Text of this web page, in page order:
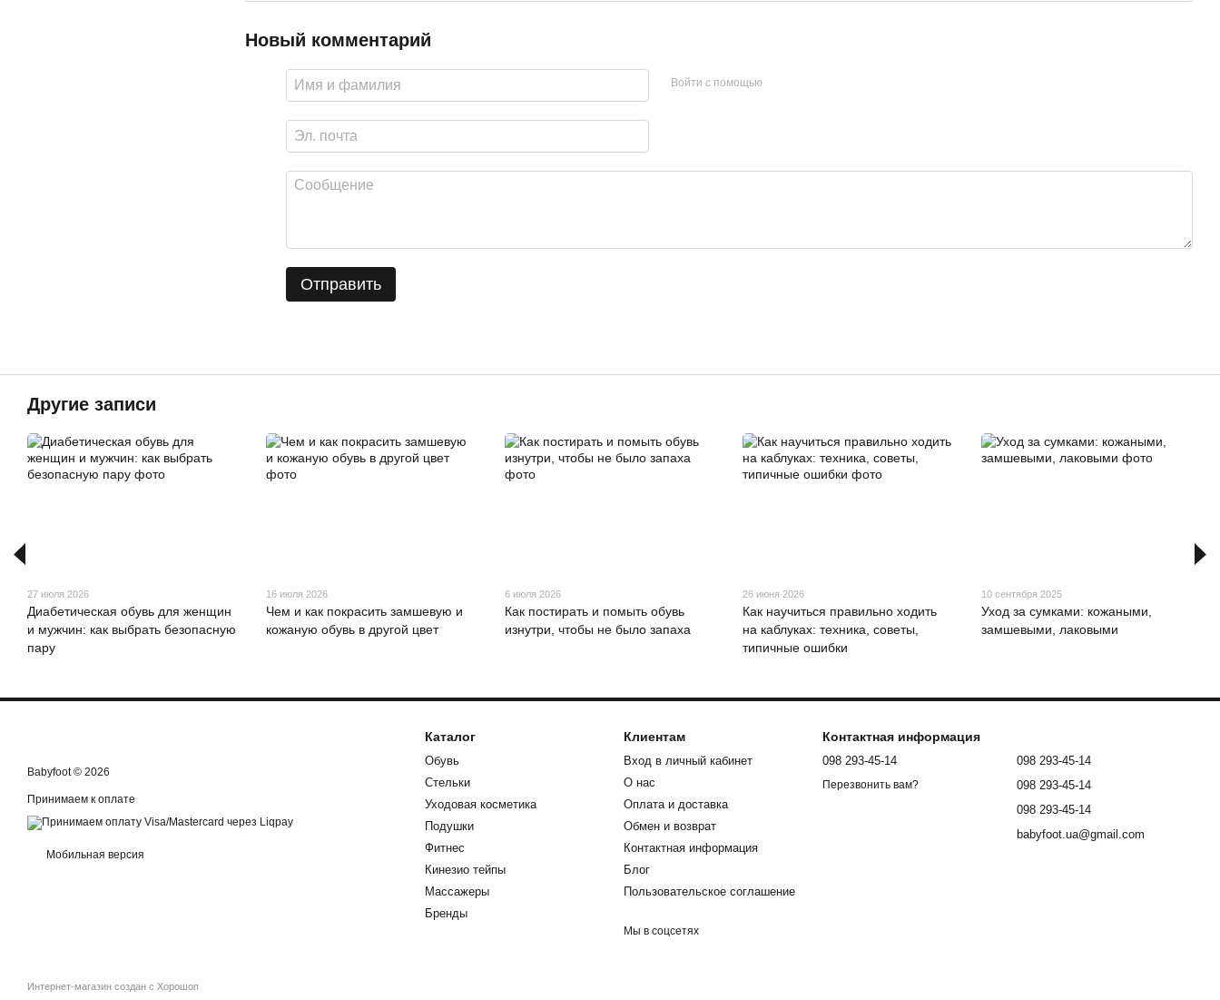
Новый комментарий
Войти с помощью
Отправить
Другие записи
27 июля 2026
Диабетическая обувь для женщин
и мужчин: как выбрать безопасную
пару
16 июля 2026
Чем и как покрасить замшевую и
кожаную обувь в другой цвет
6 июля 2026
Как постирать и помыть обувь
изнутри, чтобы не было запаха
26 июня 2026
Как научиться правильно ходить
на каблуках: техника, советы,
типичные ошибки
10 сентября 2025
Уход за сумками: кожаными,
замшевыми, лаковыми
Babyfoot © 2026
Принимаем к оплате
Мобильная версия
Интернет-магазин создан с Хорошоп
Каталог
Обувь
Стельки
Уходовая косметика
Подушки
Фитнес
Кинезио тейпы
Массажеры
Бренды
Клиентам
Вход в личный кабинет
О нас
Оплата и доставка
Обмен и возврат
Контактная информация
Блог
Пользовательское соглашение
Мы в соцсетях
Контактная информация
098 293-45-14
Перезвонить вам?
098 293-45-14
098 293-45-14
098 293-45-14
babyfoot.ua@gmail.com